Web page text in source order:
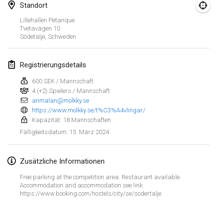
Liste anzeigen
Standort
Lillehallen Petanque
Tvetavägen 10
Södetälje, Schweden
Registrierungsdetails
600 SEK / Mannschaft
4 (+2) Spielers / Mannschaft
anmalan@molkky.se
https://www.molkky.se/t%C3%A4vlingar/
Kapazität: 18 Mannschaften
Fälligkeitsdatum: 15. März 2024
Zusätzliche Informationen
Free parking at the competition area. Restaurant available.
Accommodation and accommodation see link:
https://www.booking.com/hostels/city/se/sodertalje
Tournoi de Mölkky - Lesfous Dubâtonvaigeois
27. Jan. 2024|Frankreich
27. Jan. 2024|Finnland
Februar 2024
US Mölkky Winter
2. Feb. 2024|Vereinigte Staaten
3. Feb. 2024|Finnland
Indoor de la CASAS
17. Feb. 2024 |Frankreich